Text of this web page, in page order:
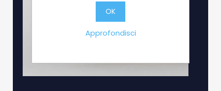
OK
Approfondisci